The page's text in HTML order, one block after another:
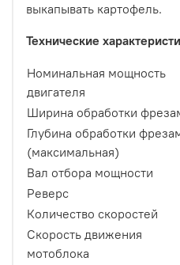
выкапывать картофель.
Технические
Номинальная мощность
двигателя
Ширина обработки
Глубина обработки
(максимальная)
Вал отбора мощности
Реверс
Количество скоростей
Скорость движения
мотоблока